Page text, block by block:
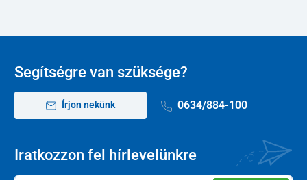
Segítségre van szüksége?
Írjon nekünk 0634/884-100
Iratkozzon fel hírlevelünkre